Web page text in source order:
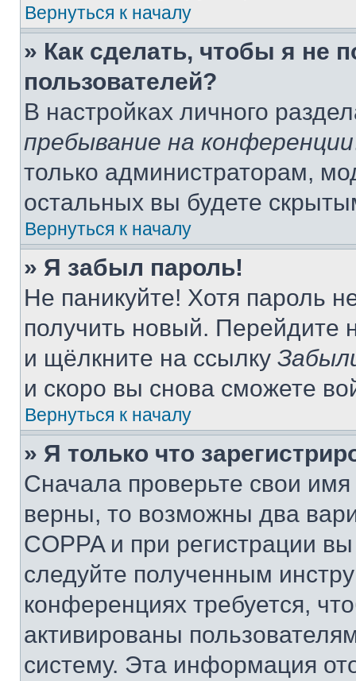
Вернуться к началу
» Как сделать, чтобы я не
пользователей?
В настройках личного
пребывание на конференции
только администраторам,
остальных вы будете
Вернуться к началу
» Я забыл пароль!
Не паникуйте! Хотя пароль
получить новый. Перейдите
и щёлкните на ссылку
и скоро вы снова сможете
Вернуться к началу
» Я только что
Сначала проверьте свои
верны, то возможны два
COPPA и при регистрации
следуйте полученным
конференциях требуется,
активированы
систему. Эта информация